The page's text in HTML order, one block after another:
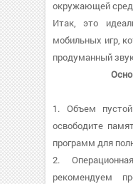
окружающей
Итак, это
мобильных игр,
продуманный
1. Объем
освободите
программ для
2.
рекомендуем